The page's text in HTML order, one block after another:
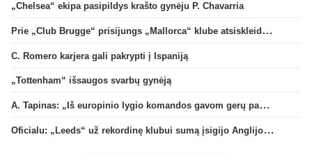
„Chelsea“ ekipa pasipildys krašto gynėju P. Chavarria
Prie „Club Brugge“ prisijungs „Mallorca“ klube atsiskleidęs J. Virgili
C. Romero karjera gali pakrypti į Ispaniją
„Tottenham“ išsaugos svarbų gynėją
A. Tapinas: „Iš europinio lygio komandos gavom gerų pamokų“
Oficialu: „Leeds“ už rekordinę klubui sumą įsigijo Anglijos rinktinės vartininką